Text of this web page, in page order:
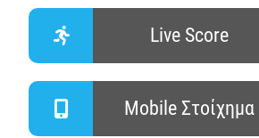
Live Score
Mobile Στοίχημα